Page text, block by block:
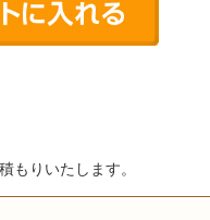
もりいたします。